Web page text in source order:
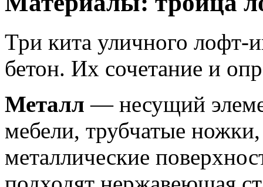
Три кита уличного лофт-
бетон. Их сочетание и
Металл — несущий
мебели, трубчатые
металлические